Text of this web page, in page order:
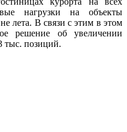
нагрузки на объекты
лета. В связи с этим в этом
решение об увеличении
тыс. позиций.